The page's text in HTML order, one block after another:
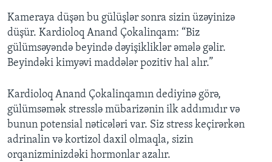
Kameraya düşən bu gülüşlər sonra sizin üzəyinizə
düşür. Kardioloq Anand Çokalinqam: “Biz
gülümsəyəndə beyində dəyişikliklər əmələ gəlir.
Beyindəki kimyəvi maddələr pozitiv hal alır.”
Kardioloq Anand Çokalinqamın dediyinə görə,
gülümsəmək stresslə mübarizənin ilk addımıdır və
bunun potensial nəticələri var. Siz stress keçirərkən
adrinalin və kortizol daxil olmaqla, sizin
orqanizminizdəki hormonlar azalır.